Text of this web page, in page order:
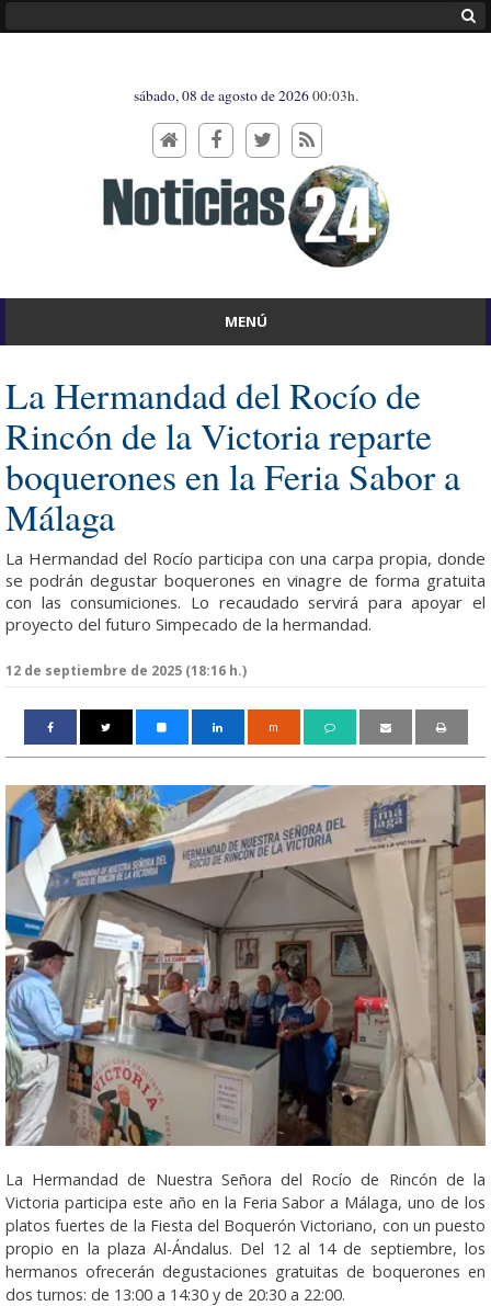
sábado, 08 de agosto de 202600:03h.
MENÚ
La Hermandad del Rocío de
Rincón de la Victoria reparte
boquerones en la Feria Sabor a
Málaga
La Hermandad del Rocío participa con una carpa propia, donde
se podrán degustar boquerones en vinagre de forma gratuita
con las consumiciones. Lo recaudado servirá para apoyar el
proyecto del futuro Simpecado de la hermandad.
12 de septiembre de 2025 (18:16 h.)
m
La Hermandad de Nuestra Señora del Rocío de Rincón de la
Victoria participa este año en la Feria Sabor a Málaga, uno de los
platos fuertes de la Fiesta del Boquerón Victoriano, con un puesto
propio en la plaza Al-Ándalus. Del 12 al 14 de septiembre, los
hermanos ofrecerán degustaciones gratuitas de boquerones en
dos turnos: de 13:00 a 14:30 y de 20:30 a 22:00.